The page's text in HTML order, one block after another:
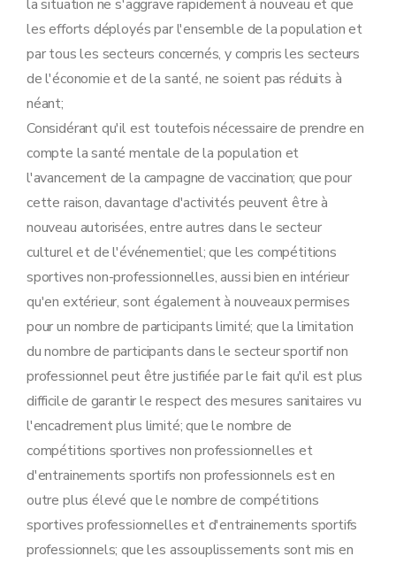
la situation ne s'aggrave rapidement à nouveau et que
les efforts déployés par l'ensemble de la population et
par tous les secteurs concernés, y compris les secteurs
de l'économie et de la santé, ne soient pas réduits à
néant;
Considérant qu'il est toutefois nécessaire de prendre en
compte la santé mentale de la population et
l'avancement de la campagne de vaccination; que pour
cette raison, davantage d'activités peuvent être à
nouveau autorisées, entre autres dans le secteur
culturel et de l'événementiel; que les compétitions
sportives non-professionnelles, aussi bien en intérieur
qu'en extérieur, sont également à nouveaux permises
pour un nombre de participants limité; que la limitation
du nombre de participants dans le secteur sportif non
professionnel peut être justifiée par le fait qu'il est plus
difficile de garantir le respect des mesures sanitaires vu
l'encadrement plus limité; que le nombre de
compétitions sportives non professionnelles et
d'entrainements sportifs non professionnels est en
outre plus élevé que le nombre de compétitions
sportives professionnelles et d'entrainements sportifs
professionnels; que les assouplissements sont mis en